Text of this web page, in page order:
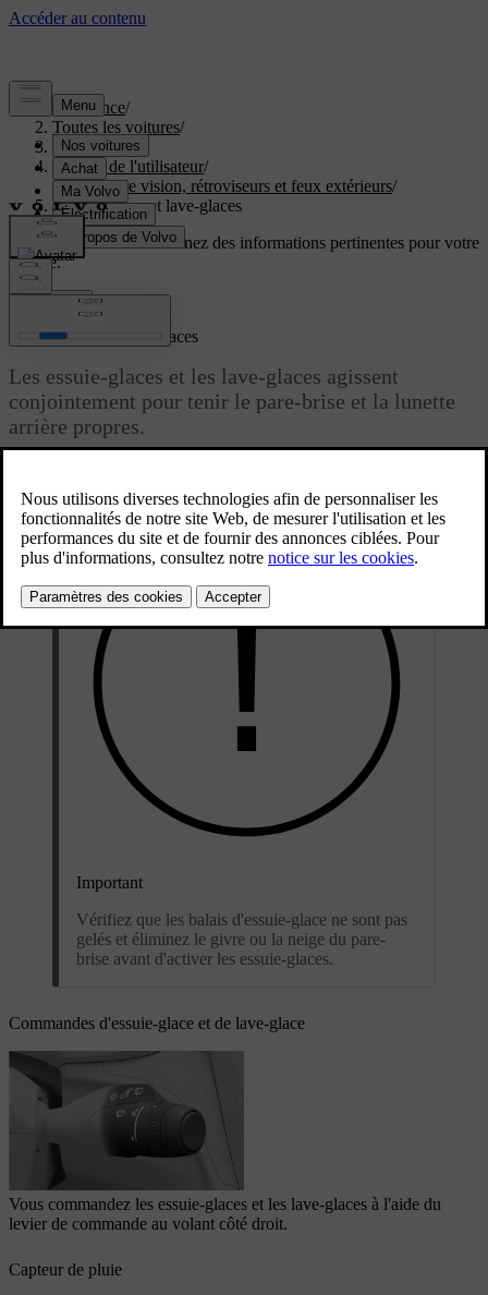
Assistance/
Toutes les voitures/
EC40 2027/
Manuel de l'utilisateur/
Champ de vision, rétroviseurs et feux extérieurs/
Essuie-glaces et lave-glaces
Soutien personnaliséObtenez des informations pertinentes pour votre
voiture.
Connexion
Essuie-glaces et lave-glaces
Les essuie-glaces et les lave-glaces agissent
conjointement pour tenir le pare-brise et la lunette
arrière propres.
Important
Vérifiez que les balais d'essuie-glace ne sont pas
gelés et éliminez le givre ou la neige du pare-
brise avant d'activer les essuie-glaces.
Commandes d'essuie-glace et de lave-glace
Vous commandez les essuie-glaces et les lave-glaces à l'aide du
levier de commande au volant côté droit.
Capteur de pluie